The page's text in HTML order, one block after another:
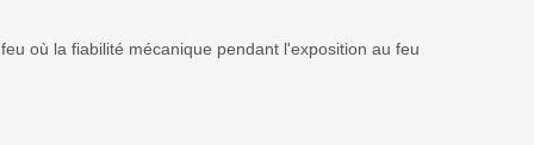
où la fiabilité mécanique pendant l'exposition au feu